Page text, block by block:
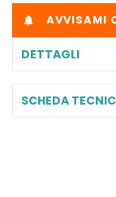
 AVVISAMI
DETTAGLI
SCHEDA